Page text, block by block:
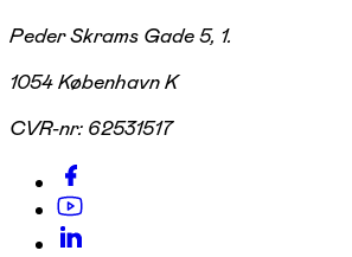
Peder Skrams Gade 5, 1.
1054 København K
CVR-nr: 62531517